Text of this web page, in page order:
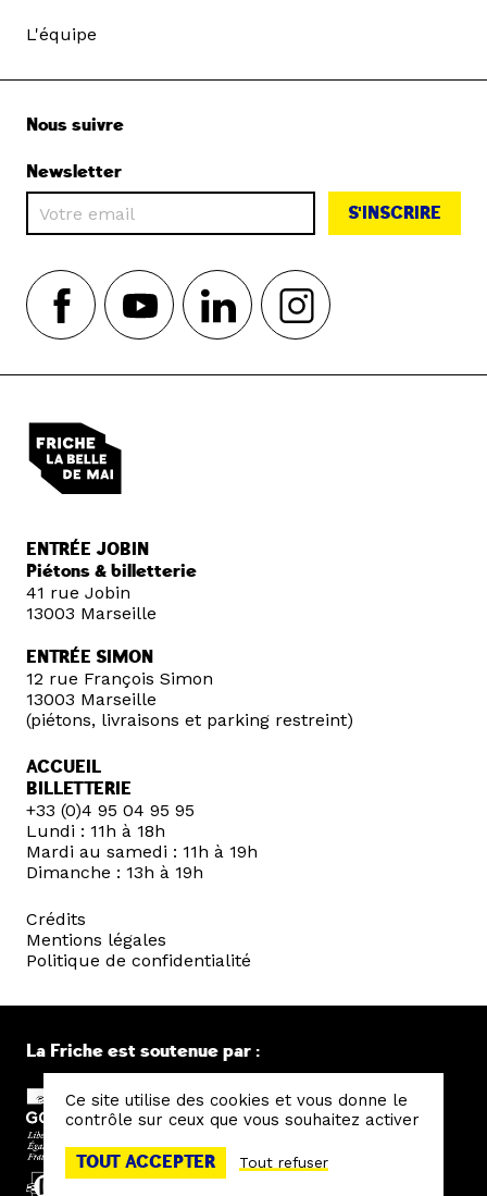
L'équipe
Nous suivre
Newsletter
S'INSCRIRE
ENTRÉE JOBIN
Piétons & billetterie
41 rue Jobin
13003 Marseille
ENTRÉE SIMON
12 rue François Simon
13003 Marseille
(piétons, livraisons et parking restreint)
ACCUEIL
BILLETTERIE
+33 (0)4 95 04 95 95
Lundi : 11h à 18h
Mardi au samedi : 11h à 19h
Dimanche : 13h à 19h
Crédits
Mentions légales
Politique de confidentialité
La Friche est soutenue par :
Ce site utilise des cookies et vous donne le
contrôle sur ceux que vous souhaitez activer
TOUT ACCEPTER Tout refuser